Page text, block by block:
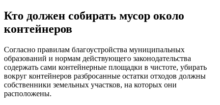
Кто должен собирать мусор около
контейнеров
Согласно правилам благоустройства муниципальных
образований и нормам действующего законодательства
содержать сами контейнерные площадки в чистоте, убирать
вокруг контейнеров разбросанные остатки отходов должны
собственники земельных участков, на которых они
расположены.